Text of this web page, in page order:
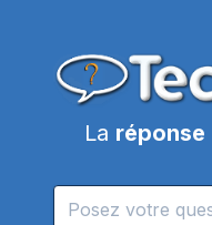
La réponse